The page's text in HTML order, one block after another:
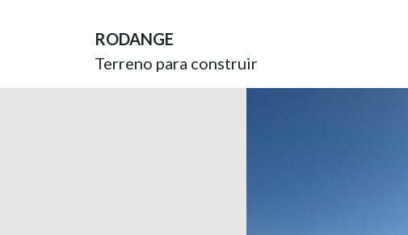
RODANGE
Terreno para construir